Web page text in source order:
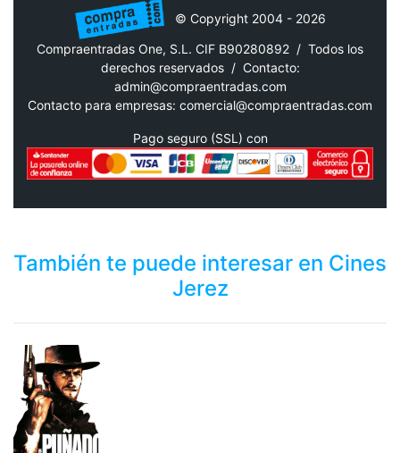
© Copyright 2004 - 2026
Compraentradas One, S.L. CIF B90280892 / Todos los
derechos reservados / Contacto:
admin@compraentradas.com
Contacto para empresas: comercial@compraentradas.com
Pago seguro (SSL) con
También te puede interesar en Cines
Jerez